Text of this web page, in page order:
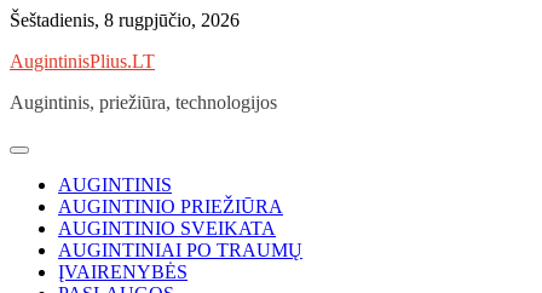
Skip
content
Šeštadienis, 8 rugpjūčio, 2026
AugintinisPlius.LT
Augintinis, priežiūra, technologijos
AUGINTINIS
AUGINTINIO PRIEŽIŪRA
AUGINTINIO SVEIKATA
AUGINTINIAI PO TRAUMŲ
ĮVAIRENYBĖS